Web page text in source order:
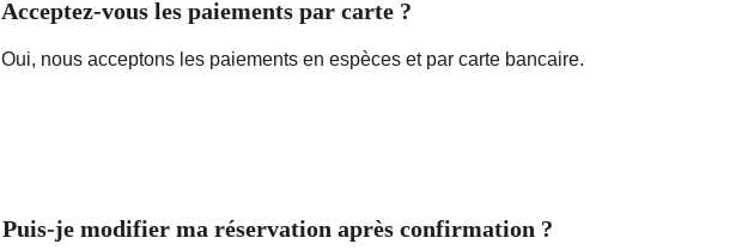
Acceptez-vous les paiements par carte ?
Oui, nous acceptons les paiements en espèces et par carte bancaire.
Puis-je modifier ma réservation après confirmation ?